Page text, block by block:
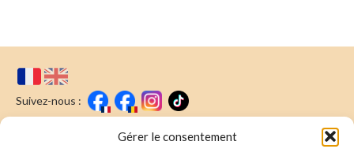
Gérer le consentement
Suivez-nous :
Nous écrire